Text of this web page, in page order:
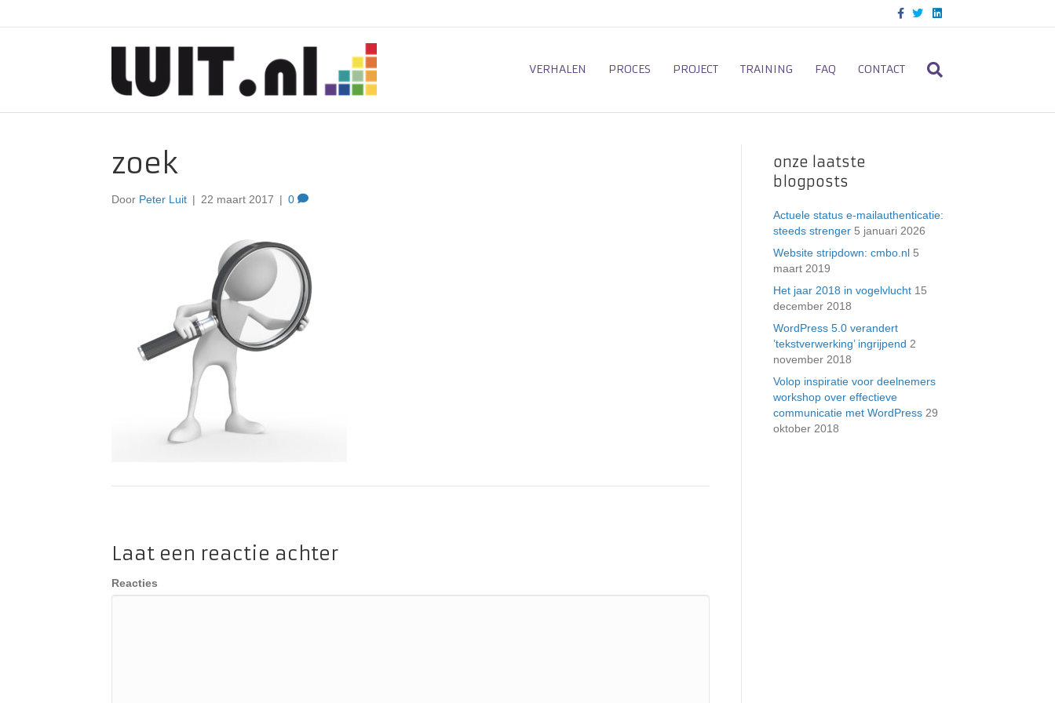
c
o
o
T
i
e
L
n
d
VERHALEN PROCES PROJECT TRAINING FAQ CONTACT
zoek
Door Peter Luit | 22 maart 2017 | 0
Laat een reactie achter
Reacties
onze laatste
blogposts
Actuele status e-mailauthenticatie:
steeds strenger 5 januari 2026
Website stripdown: cmbo.nl 5
maart 2019
Het jaar 2018 in vogelvlucht 15
december 2018
WordPress 5.0 verandert
’tekstverwerking’ ingrijpend 2
november 2018
Volop inspiratie voor deelnemers
workshop over effectieve
communicatie met WordPress 29
oktober 2018